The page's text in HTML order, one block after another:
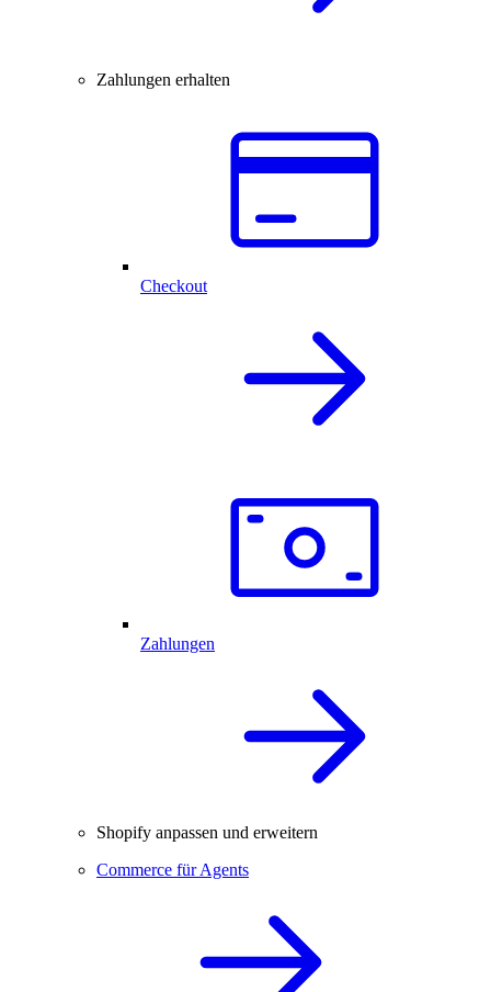
Zahlungen erhalten
Checkout
Zahlungen
Shopify anpassen und erweitern
Commerce für Agents